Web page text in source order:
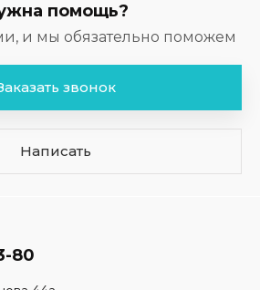
помощь?
и мы обязательно поможем
звонок
Написать
80